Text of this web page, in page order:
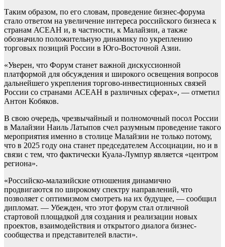
Таким образом, по его словам, проведение бизнес-форума
стало ответом на увеличение интереса российского бизнеса к
странам АСЕАН и, в частности, к Малайзии, а также
обозначило положительную динамику по укреплению
торговых позиций России в Юго-Восточной Азии.
«Уверен, что Форум станет важной дискуссионной
платформой для обсуждения и широкого освещения вопросов
дальнейшего укрепления торгово-инвестиционных связей
России со странами АСЕАН в различных сферах», — отметил
Антон Кобяков.
В свою очередь, чрезвычайный и полномочный посол России
в Малайзии Наиль Латыпов счел разумным проведение такого
мероприятия именно в столице Малайзии не только потому,
что в 2025 году она станет председателем Ассоциации, но и в
связи с тем, что фактически Куала-Лумпур является «центром
региона».
«Российско-малазийские отношения динамично
продвигаются по широкому спектру направлений, что
позволяет с оптимизмом смотреть на их будущее, — сообщил
дипломат. — Убежден, что этот форум стал отличной
стартовой площадкой для создания и реализации новых
проектов, взаимодействия и открытого диалога бизнес-
сообщества и представителей власти».